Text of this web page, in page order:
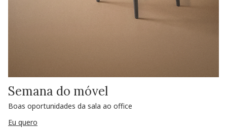
Semana do móvel
Boas oportunidades da sala ao office
Eu quero